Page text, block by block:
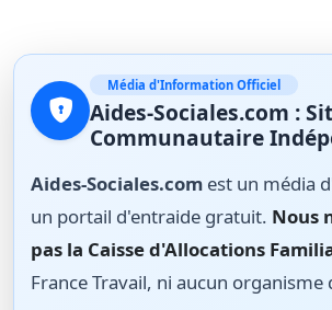
Média d'Information Officiel
Aides-Sociales.com :
Communautaire
Aides-Sociales.com est un média
un portail d'entraide gratuit. Nous
pas la Caisse d'Allocations
France Travail, ni aucun organisme